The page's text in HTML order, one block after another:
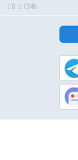
0 1346